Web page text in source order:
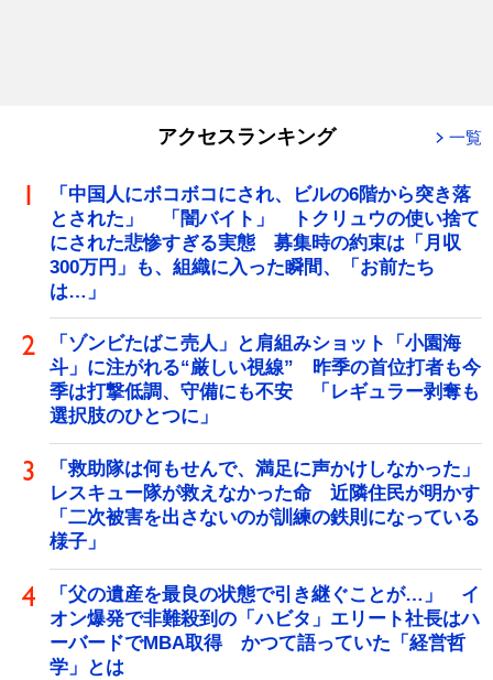
アクセスランキング 一覧
「中国人にボコボコにされ、ビルの6階から突き落
とされた」 「闇バイト」 トクリュウの使い捨て
にされた悲惨すぎる実態 募集時の約束は「月収
300万円」も、組織に入った瞬間、「お前たち
は…」
「ゾンビたばこ売人」と肩組みショット「小園海
斗」に注がれる“厳しい視線” 昨季の首位打者も今
季は打撃低調、守備にも不安 「レギュラー剥奪も
選択肢のひとつに」
「救助隊は何もせんで、満足に声かけしなかった」
レスキュー隊が救えなかった命 近隣住民が明かす
「二次被害を出さないのが訓練の鉄則になっている
様子」
「父の遺産を最良の状態で引き継ぐことが…」 イ
オン爆発で非難殺到の「ハビタ」エリート社長はハ
ーバードでMBA取得 かつて語っていた「経営哲
学」とは